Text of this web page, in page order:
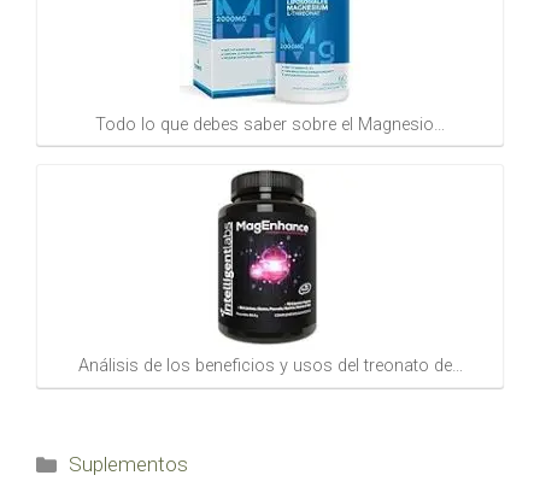
Todo lo que debes saber sobre el Magnesio…
Análisis de los beneficios y usos del treonato de…
Categorías
Suplementos